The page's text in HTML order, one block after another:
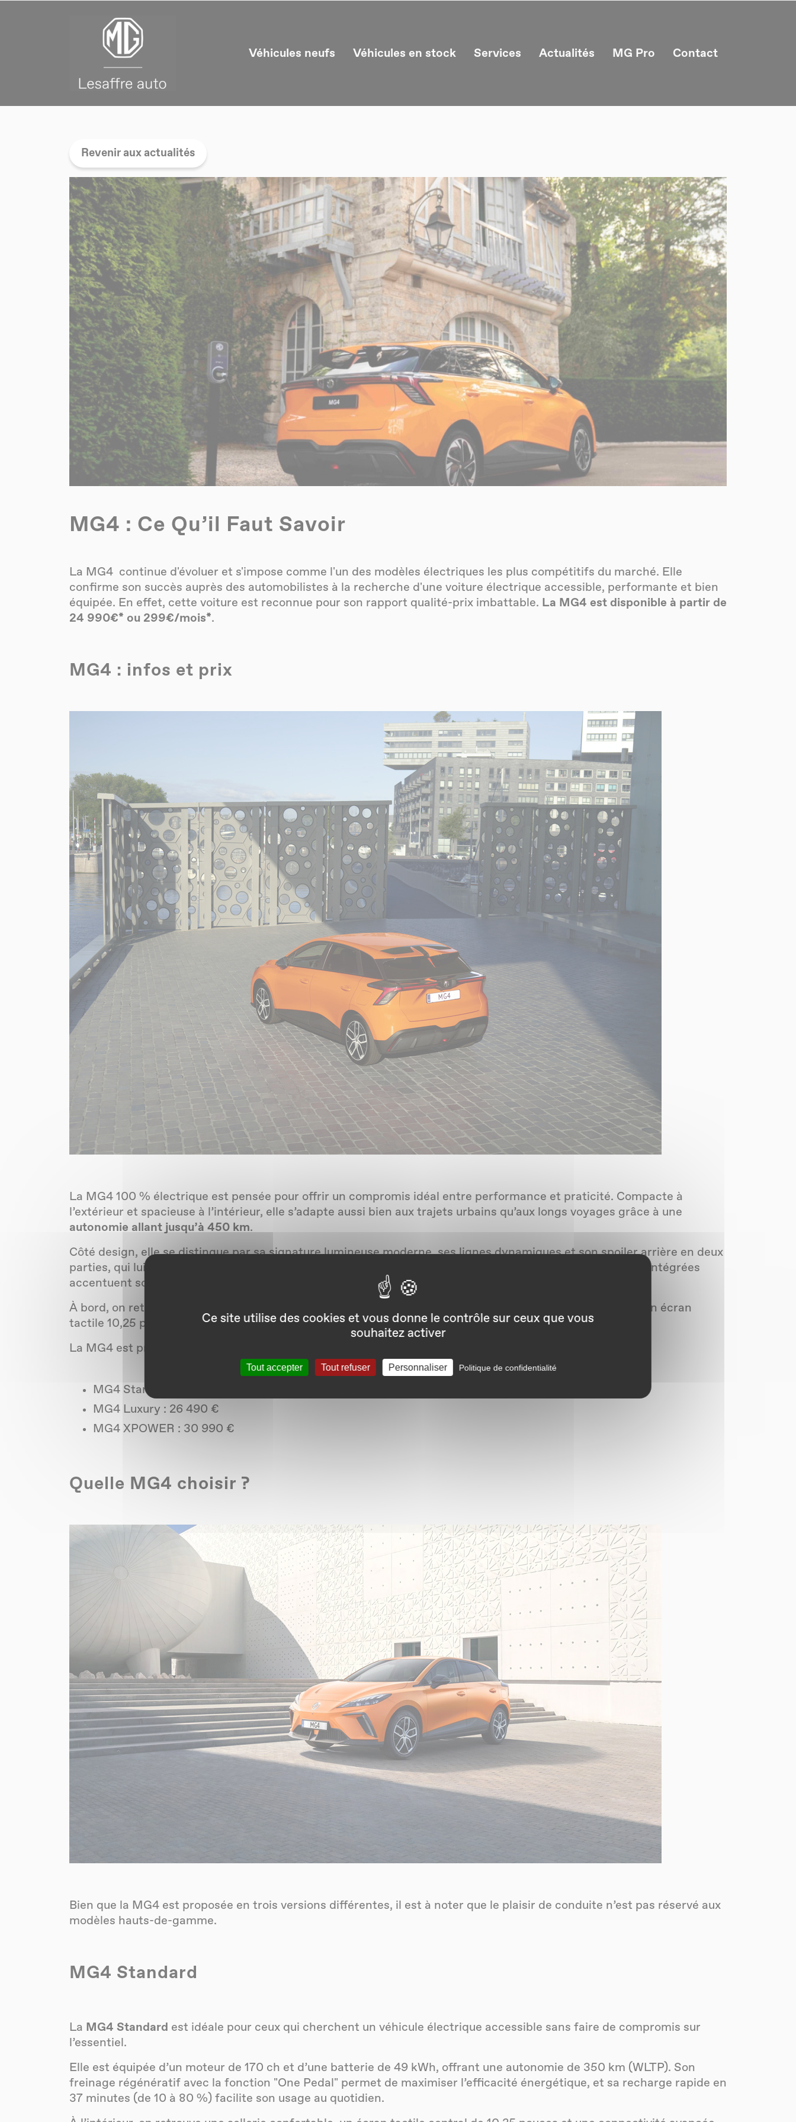
Véhicules neufs Véhicules en stock Services Actualités MG Pro Contact
Revenir aux actualités
MG4 : Ce Qu’il Faut Savoir
La MG4 continue d'évoluer et s'impose comme l'un des modèles électriques les plus compétitifs du marché. Elle
confirme son succès auprès des automobilistes à la recherche d'une voiture électrique accessible, performante et bien
équipée. En effet, cette voiture est reconnue pour son rapport qualité-prix imbattable. La MG4 est disponible à partir de
24 990€* ou 299€/mois*.
MG4 : infos et prix
La MG4 100 % électrique est pensée pour offrir un compromis idéal entre performance et praticité. Compacte à
l’extérieur et spacieuse à l’intérieur, elle s’adapte aussi bien aux trajets urbains qu’aux longs voyages grâce à une
autonomie allant jusqu’à 450 km.
Côté design, elle se distingue par sa signature lumineuse moderne, ses lignes dynamiques et son spoiler arrière en deux
parties, qui lui donnent une allure sportive et élégante. À l’avant, ses phares LED distinctifs et ses 28 LED intégrées
accentuent son caractère audacieux.
À bord, on retrouve un habitacle sobre mais moderne, avec un tableau de bord numérique de 7 pouces et un écran
tactile 10,25 pouces, compatible avec Apple CarPlay et Android Auto.
La MG4 est proposée en trois versions avec des autonomies et des équipements différents :
MG4 Standard : 20 490 €
MG4 Luxury : 26 490 €
MG4 XPOWER : 30 990 €
Quelle MG4 choisir ?
Bien que la MG4 est proposée en trois versions différentes, il est à noter que le plaisir de conduite n’est pas réservé aux
modèles hauts-de-gamme.
MG4 Standard
La MG4 Standard est idéale pour ceux qui cherchent un véhicule électrique accessible sans faire de compromis sur
l’essentiel.
Elle est équipée d’un moteur de 170 ch et d’une batterie de 49 kWh, offrant une autonomie de 350 km (WLTP). Son
freinage régénératif avec la fonction "One Pedal" permet de maximiser l’efficacité énergétique, et sa recharge rapide en
37 minutes (de 10 à 80 %) facilite son usage au quotidien.
Ce site utilise des cookies et vous donne le contrôle sur ceux que vous
souhaitez activer
Tout accepter Tout refuser Personnaliser Politique de confidentialité